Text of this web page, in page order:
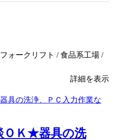
ォークリフト / 食品系工場 /
詳細を表示
ＯＫ★器具の洗